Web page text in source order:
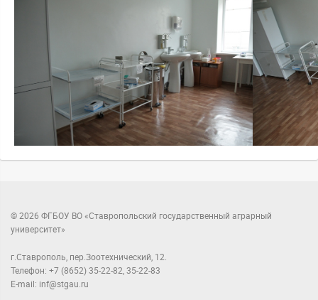
© 2026 ФГБОУ ВО «Ставропольский государственный аграрный
университет»
г.Ставрополь, пер.Зоотехнический, 12.
Телефон: +7 (8652) 35-22-82, 35-22-83
E-mail: inf@stgau.ru